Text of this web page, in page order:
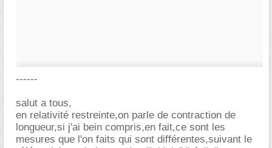
------
salut a tous,
en relativité restreinte,on parle de contraction de
longueur,si j'ai bein compris,en fait,ce sont les
mesures que l'on faits qui sont différentes,suivant le